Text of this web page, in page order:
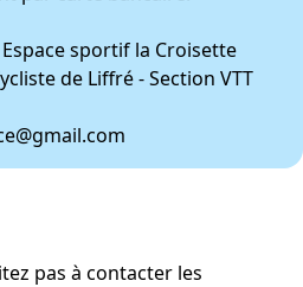
sportif la Croisette
de Liffré - Section VTT
pas à contacter les